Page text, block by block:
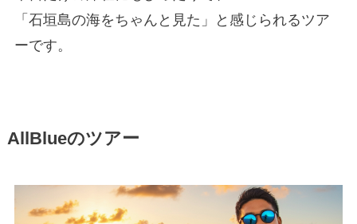
「石垣島の海をちゃんと見た」と感じられるツア
ーです。
AllBlueのツアー